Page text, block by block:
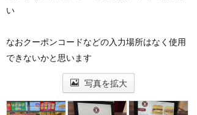
い
なおクーポンコードなどの入力場所はなく使用
できないかと思います
写真を拡大